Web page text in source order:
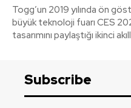
Togg’un 2019 yılında ön
büyük teknoloji fuarı CES
tasarımını paylaştığı ikinci
Subscribe